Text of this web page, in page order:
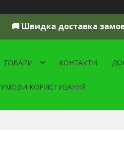
🚚 Швидка доставка
ТОВАРИ КОНТАКТИ
УМОВИ КОРИСТУВАННЯ